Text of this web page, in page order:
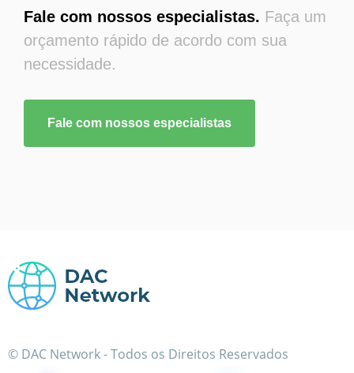
Fale com nossos especialistas. Faça um
orçamento rápido de acordo com sua
necessidade.
Fale com nossos especialistas
© DAC Network - Todos os Direitos Reservados